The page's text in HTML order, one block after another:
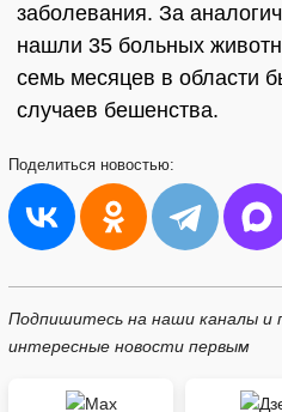
заболевания. За
нашли 35 больных
семь месяцев в области
случаев бешенства.
Поделиться новостью:
Подпишитесь на наши каналы и
интересные новости первым